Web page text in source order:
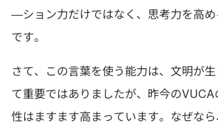
―ション力だけではなく、思考力を高
です。
さて、この言葉を使う能力は、文明が
て重要ではありましたが、昨今の
性はますます高まっています。なぜな